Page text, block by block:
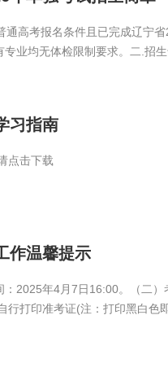
高考报名条件且已完成辽宁
业均无体检限制要求。二.招
习指南
点击下载
作温馨提示
16:00。（二）考生在4月7日16:00前，
行打印准考证(注：打印黑白